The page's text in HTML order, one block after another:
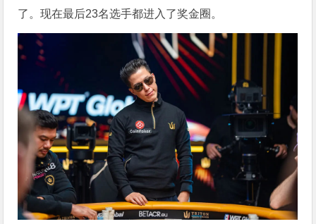
了。现在最后23名选手都进入了奖金圈。